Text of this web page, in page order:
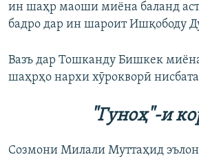
ин шаҳр маоши миёна баланд
бадро дар ин шароит Ишқободу
Вазъ дар Тошканду Бишкек
шаҳрҳо нархи хӯрокворӣ
"Гуноҳ"-и
Созмони Милали Муттаҳид